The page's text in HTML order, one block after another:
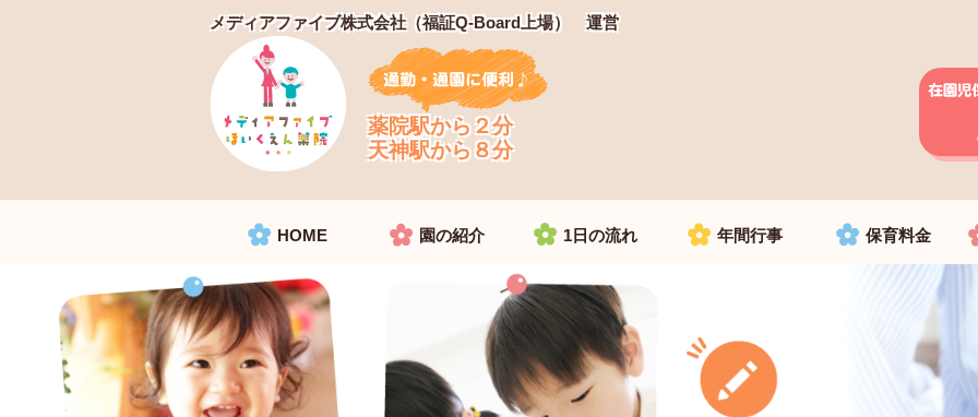
メディアファイブ株式会社（福証Q-Board上場） 運営
薬院駅から２分
天神駅から８分
HOME 園の紹介 1日の流れ 年間行事 保育料金